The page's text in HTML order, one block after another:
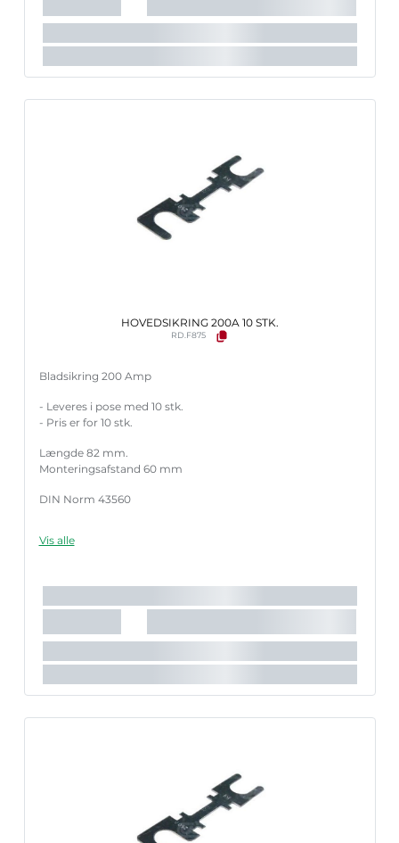
HOVEDSIKRING 200A 10 STK.
RD.F875
Bladsikring 200 Amp
- Leveres i pose med 10 stk.
- Pris er for 10 stk.
Længde 82 mm.
Monteringsafstand 60 mm
DIN Norm 43560
Vis alle